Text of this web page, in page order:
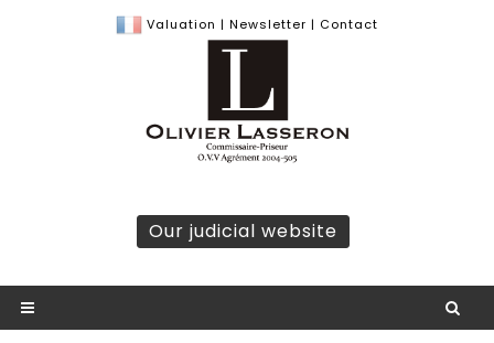
Valuation | Newsletter | Contact
Our judicial website